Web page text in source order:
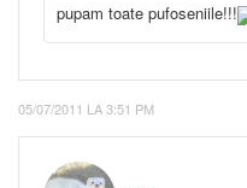
pupam toate pufoseniile!!!
05/07/2011 LA 3:51 PM